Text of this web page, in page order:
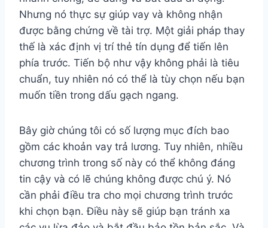
Nhưng nó thực sự giúp vay và không nhận
được bằng chứng về tài trợ. Một giải pháp thay
thế là xác định vị trí thẻ tín dụng để tiến lên
phía trước. Tiến bộ như vậy không phải là tiêu
chuẩn, tuy nhiên nó có thể là tùy chọn nếu bạn
muốn tiền trong dấu gạch ngang.
Bây giờ chúng tôi có số lượng mục đích bao
gồm các khoản vay trả lương. Tuy nhiên, nhiều
chương trình trong số này có thể không đáng
tin cậy và có lẽ chúng không được chú ý. Nó
cần phải điều tra cho mọi chương trình trước
khi chọn bạn. Điều này sẽ giúp bạn tránh xa